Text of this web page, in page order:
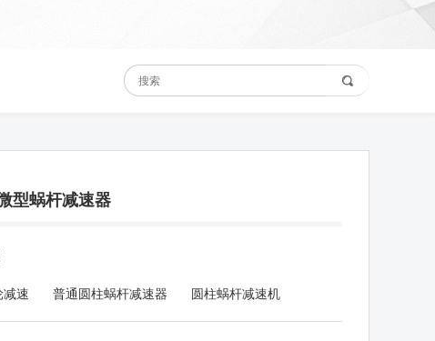
型蜗杆减速器
减速
普通圆柱蜗杆减速器 圆柱蜗杆减速机